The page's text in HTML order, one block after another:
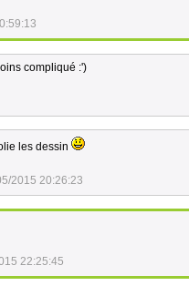
compliqué :')
les dessin
2015 20:26:23
22:25:45